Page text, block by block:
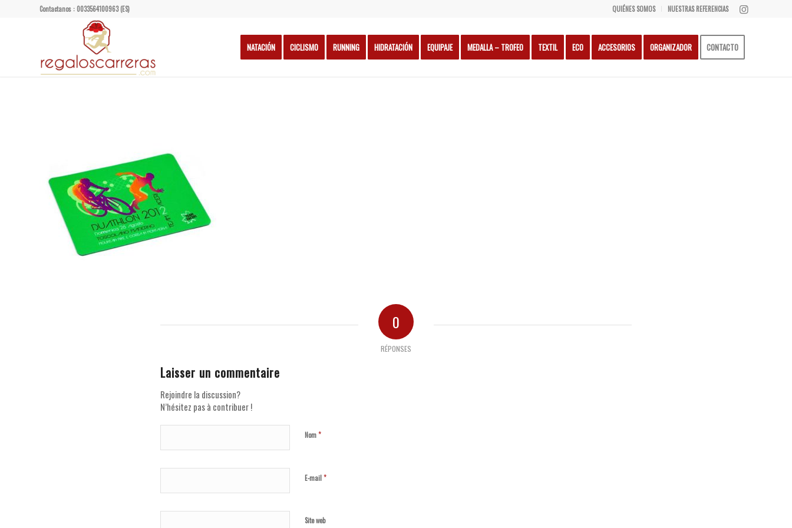
QUIÉNES SOMOS NUESTRAS REFERENCIAS
Contactanos : 0033564100963 (ES)
NATACIÓN CICLISMO RUNNING HIDRATACIÓN EQUIPAJE MEDALLA – TROFEO TEXTIL ECO ACCESORIOS ORGANIZADOR CONTACTO
0
RÉPONSES
Laisser un commentaire
Rejoindre la discussion?
N’hésitez pas à contribuer !
Nom*
E-mail*
Site web